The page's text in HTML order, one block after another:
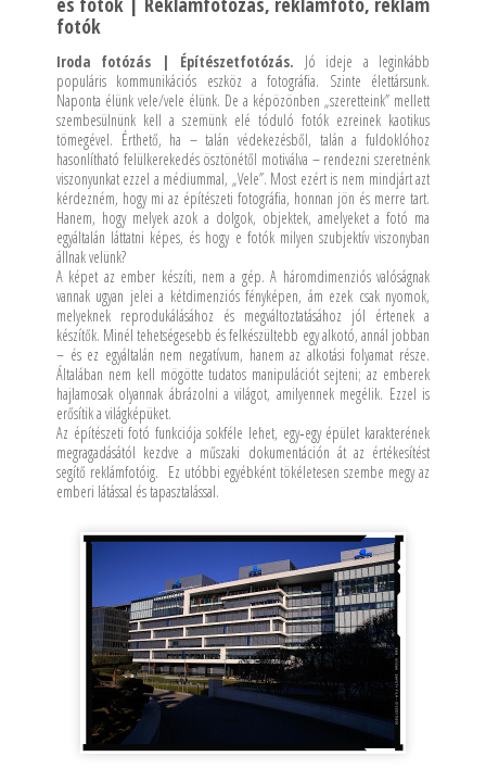
fotók
Iroda fotózás | Építészetfotózás. Jó ideje a leginkább
populáris kommunikációs eszköz a fotográfia. Szinte élettársunk.
Naponta élünk vele/vele élünk. De a képözönben „szeretteink” mellett
szembesülnünk kell a szemünk elé tóduló fotók ezreinek kaotikus
tömegével. Érthető, ha – talán védekezésből, talán a fuldoklóhoz
hasonlítható felülkerekedés ösztönétől motiválva – rendezni szeretnénk
viszonyunkat ezzel a médiummal, „Vele”. Most ezért is nem mindjárt azt
kérdezném, hogy mi az építészeti fotográfia, honnan jön és merre tart.
Hanem, hogy melyek azok a dolgok, objektek, amelyeket a fotó ma
egyáltalán láttatni képes, és hogy e fotók milyen szubjektív viszonyban
állnak velünk?
A képet az ember készíti, nem a gép. A háromdimenziós valóságnak
vannak ugyan jelei a kétdimenziós fényképen, ám ezek csak nyomok,
melyeknek reprodukálásához és megváltoztatásához jól értenek a
készítők. Minél tehetségesebb és felkészültebb egy alkotó, annál jobban
– és ez egyáltalán nem negatívum, hanem az alkotási folyamat része.
Általában nem kell mögötte tudatos manipulációt sejteni; az emberek
hajlamosak olyannak ábrázolni a világot, amilyennek megélik. Ezzel is
erősítik a világképüket.
Az építészeti fotó funkciója sokféle lehet, egy‐egy épület karakterének
megragadásától kezdve a műszaki dokumentáción át az értékesítést
segítő reklámfotóig. Ez utóbbi egyébként tökéletesen szembe megy az
emberi látással és tapasztalással.